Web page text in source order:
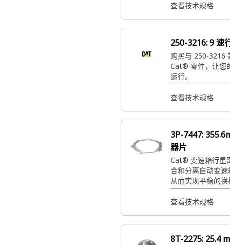
查看技术规格
250-3216:9 速
购买与 250-3216
Cat® 零件，让您
运行。
查看技术规格
3P-7447:
器片
Cat® 变速箱行星
合和分离自动变
从而实现平稳的
查看技术规格
8T-2275: 25.4